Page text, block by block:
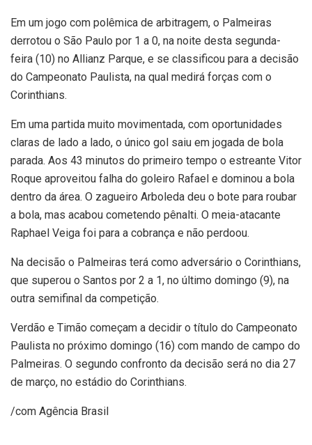
Em um jogo com polêmica de arbitragem, o Palmeiras
derrotou o São Paulo por 1 a 0, na noite desta segunda-
feira (10) no Allianz Parque, e se classificou para a decisão
do Campeonato Paulista, na qual medirá forças com o
Corinthians.
Em uma partida muito movimentada, com oportunidades
claras de lado a lado, o único gol saiu em jogada de bola
parada. Aos 43 minutos do primeiro tempo o estreante Vitor
Roque aproveitou falha do goleiro Rafael e dominou a bola
dentro da área. O zagueiro Arboleda deu o bote para roubar
a bola, mas acabou cometendo pênalti. O meia-atacante
Raphael Veiga foi para a cobrança e não perdoou.
Na decisão o Palmeiras terá como adversário o Corinthians,
que superou o Santos por 2 a 1, no último domingo (9), na
outra semifinal da competição.
Verdão e Timão começam a decidir o título do Campeonato
Paulista no próximo domingo (16) com mando de campo do
Palmeiras. O segundo confronto da decisão será no dia 27
de março, no estádio do Corinthians.
/com Agência Brasil